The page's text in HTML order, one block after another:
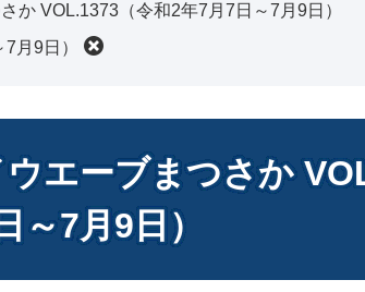
か VOL.1373（令和2年7月7日～7月9日）
月9日）
ウエーブまつさか
～7月9日）